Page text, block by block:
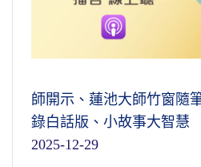
師開示、蓮池大師竹窗隨
錄白話版、小故事大智慧
2025-12-29